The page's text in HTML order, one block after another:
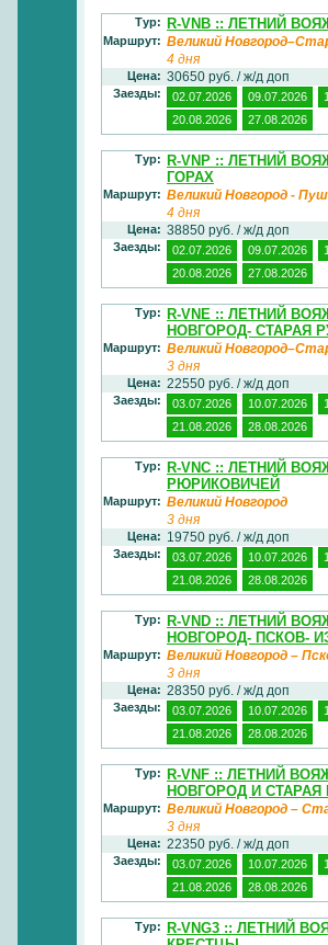
Тур: R-VNB :: ЛЕТНИЙ
Маршрут: Великий
4 дня
Цена: 30650 руб. / ж/д доп
Заезды: 02.07.2026 09.07.2026
20.08.2026
27.08.2026
Тур: R-VNP :: ЛЕТНИЙ
ГОРАХ
Маршрут: Великий Новгород -
4 дня
Цена: 38850 руб. / ж/д доп
Заезды: 02.07.2026 09.07.2026
20.08.2026
27.08.2026
Тур: R-VNE :: ЛЕТНИЙ
НОВГОРОД- СТАРАЯ
Маршрут: Великий
3 дня
Цена: 22550 руб. / ж/д доп
Заезды: 03.07.2026 10.07.2026
21.08.2026
28.08.2026
Тур: R-VNC :: ЛЕТНИЙ
РЮРИКОВИЧЕЙ
Маршрут: Великий Новгород
3 дня
Цена: 19750 руб. / ж/д доп
Заезды: 03.07.2026 10.07.2026
21.08.2026
28.08.2026
Тур: R-VND :: ЛЕТНИЙ
НОВГОРОД- ПСКОВ-
Маршрут: Великий Новгород –
3 дня
Цена: 28350 руб. / ж/д доп
Заезды: 03.07.2026 10.07.2026
21.08.2026
28.08.2026
Тур: R-VNF :: ЛЕТНИЙ
НОВГОРОД И СТАРАЯ
Маршрут: Великий Новгород –
3 дня
Цена: 22350 руб. / ж/д доп
Заезды: 03.07.2026 10.07.2026
21.08.2026
28.08.2026
Тур: R-VNG3 :: ЛЕТНИЙ